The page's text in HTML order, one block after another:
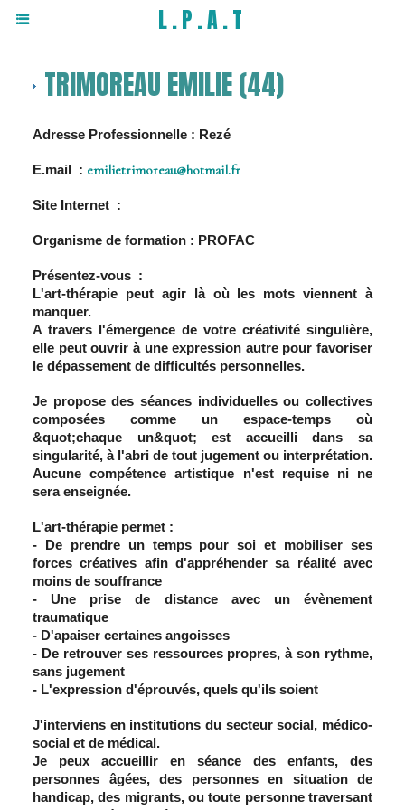
L.P.A.T
TRIMOREAU EMILIE (44)
Adresse Professionnelle : Rezé
E.mail : emilietrimoreau@hotmail.fr
Site Internet :
Organisme de formation : PROFAC
Présentez-vous :
L'art-thérapie peut agir là où les mots viennent à
manquer.
A travers l'émergence de votre créativité singulière,
elle peut ouvrir à une expression autre pour favoriser
le dépassement de difficultés personnelles.
Je propose des séances individuelles ou collectives
composées comme un espace-temps où
&quot;chaque un&quot; est accueilli dans sa
singularité, à l'abri de tout jugement ou interprétation.
Aucune compétence artistique n'est requise ni ne
sera enseignée.
L'art-thérapie permet :
- De prendre un temps pour soi et mobiliser ses
forces créatives afin d'appréhender sa réalité avec
moins de souffrance
- Une prise de distance avec un évènement
traumatique
- D'apaiser certaines angoisses
- De retrouver ses ressources propres, à son rythme,
sans jugement
- L'expression d'éprouvés, quels qu'ils soient
J'interviens en institutions du secteur social, médico-
social et de médical.
Je peux accueillir en séance des enfants, des
personnes âgées, des personnes en situation de
handicap, des migrants, ou toute personne traversant